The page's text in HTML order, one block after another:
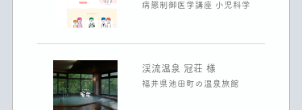
病態制御医学講座 小児科学
渓流温泉 冠荘 様
福井県池田町の温泉旅館